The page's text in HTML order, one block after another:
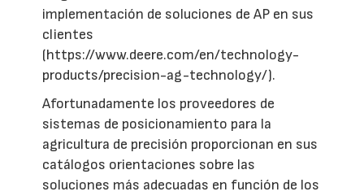
implementación de soluciones de AP en sus
clientes
(https://www.deere.com/en/technology-
products/precision-ag-technology/).
Afortunadamente los proveedores de
sistemas de posicionamiento para la
agricultura de precisión proporcionan en sus
catálogos orientaciones sobre las
soluciones más adecuadas en función de los